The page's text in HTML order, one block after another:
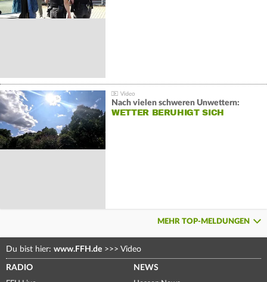
Nach vielen schweren Unwettern:
WETTER BERUHIGT SICH
MEHR TOP-MELDUNGEN
Du bist hier: www.FFH.de >>> Video
RADIO NEWS